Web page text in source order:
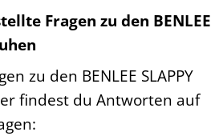
Fragen zu den BENLEE
zu den BENLEE SLAPPY
findest du Antworten auf